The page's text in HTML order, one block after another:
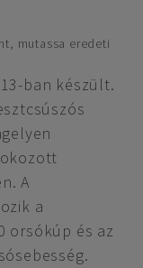
mutassa eredeti
ban készült.
A
a
orsókúp és az